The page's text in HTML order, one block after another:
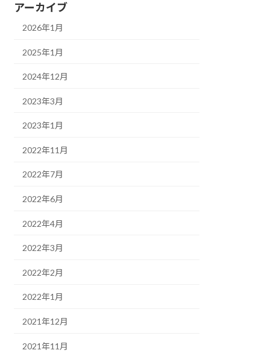
アーカイブ
2026年1月
2025年1月
2024年12月
2023年3月
2023年1月
2022年11月
2022年7月
2022年6月
2022年4月
2022年3月
2022年2月
2022年1月
2021年12月
2021年11月